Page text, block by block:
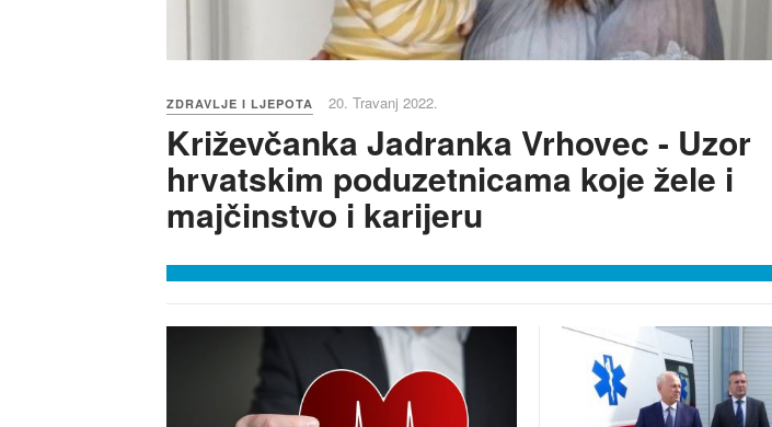
ZDRAVLJE I LJEPOTA 20. Travanj 2022.
Križevčanka Jadranka Vrhovec - Uzor
hrvatskim poduzetnicama koje žele i
majčinstvo i karijeru